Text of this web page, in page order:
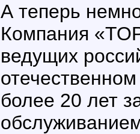
А теперь
Компания
ведущих
более 20 лет